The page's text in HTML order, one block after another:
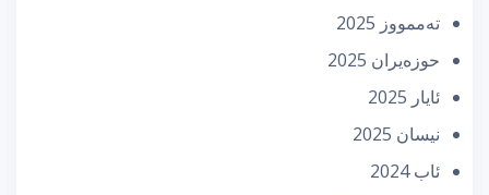
تەممووز 2025
حوزه‌یران 2025
ئایار 2025
نیسان 2025
ئاب 2024